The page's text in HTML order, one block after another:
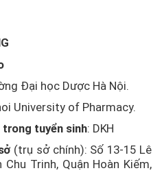
Đại học Dược Hà Nội.
of Pharmacy.
tuyển sinh: DKH
(trụ sở chính): Số 13-15 Lê
Trinh, Quận Hoàn Kiếm,